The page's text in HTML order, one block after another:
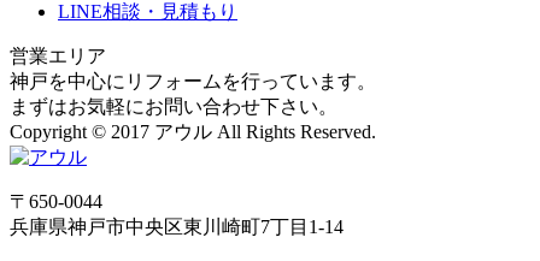
LINE相談・見積もり
営業エリア
神戸を中心にリフォームを行っています。
まずはお気軽にお問い合わせ下さい。
Copyright © 2017 アウル All Rights Reserved.
〒650-0044
兵庫県神戸市中央区東川崎町7丁目1-14